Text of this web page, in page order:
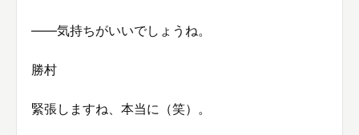
——気持ちがいいでしょうね。
勝村
緊張しますね、本当に（笑）。